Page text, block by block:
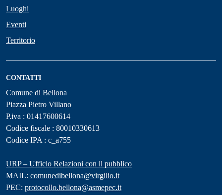
Luoghi
Eventi
Territorio
CONTATTI
Comune di Bellona
Piazza Pietro Villano
P.iva : 01417600614
Codice fiscale : 80010330613
Codice IPA : c_a755
URP – Ufficio Relazioni con il pubblico
MAIL: comunedibellona@virgilio.it
PEC: protocollo.bellona@asmepec.it